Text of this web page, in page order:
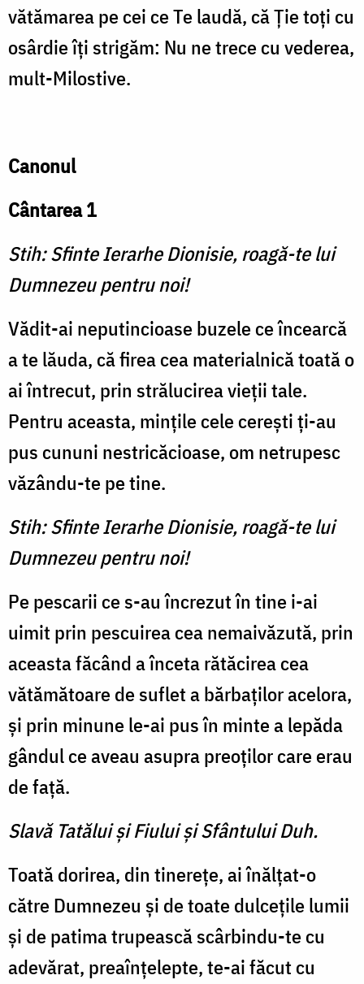
vătămarea pe cei ce Te laudă, că Ție toți cu
osârdie îți strigăm: Nu ne trece cu vederea,
mult-Milostive.
Canonul
Cântarea 1
Stih: Sfinte Ierarhe Dionisie, roagă-te lui
Dumnezeu pentru noi!
Vădit-ai neputincioase buzele ce încearcă
a te lăuda, că firea cea materialnică toată o
ai întrecut, prin strălucirea vieții tale.
Pentru aceasta, mințile cele cerești ți-au
pus cununi nestricăcioase, om netrupesc
văzându-te pe tine.
Stih: Sfinte Ierarhe Dionisie, roagă-te lui
Dumnezeu pentru noi!
Pe pescarii ce s-au încrezut în tine i-ai
uimit prin pescuirea cea nemaivăzută, prin
aceasta făcând a înceta rătăcirea cea
vătămătoare de suflet a bărbaților acelora,
și prin minune le-ai pus în minte a lepăda
gândul ce aveau asupra preoților care erau
de față.
Slavă Tatălui şi Fiului şi Sfântului Duh.
Toată dorirea, din tinerețe, ai înălțat-o
către Dumnezeu și de toate dulcețile lumii
și de patima trupească scârbindu-te cu
adevărat, preaînţelepte, te-ai făcut cu